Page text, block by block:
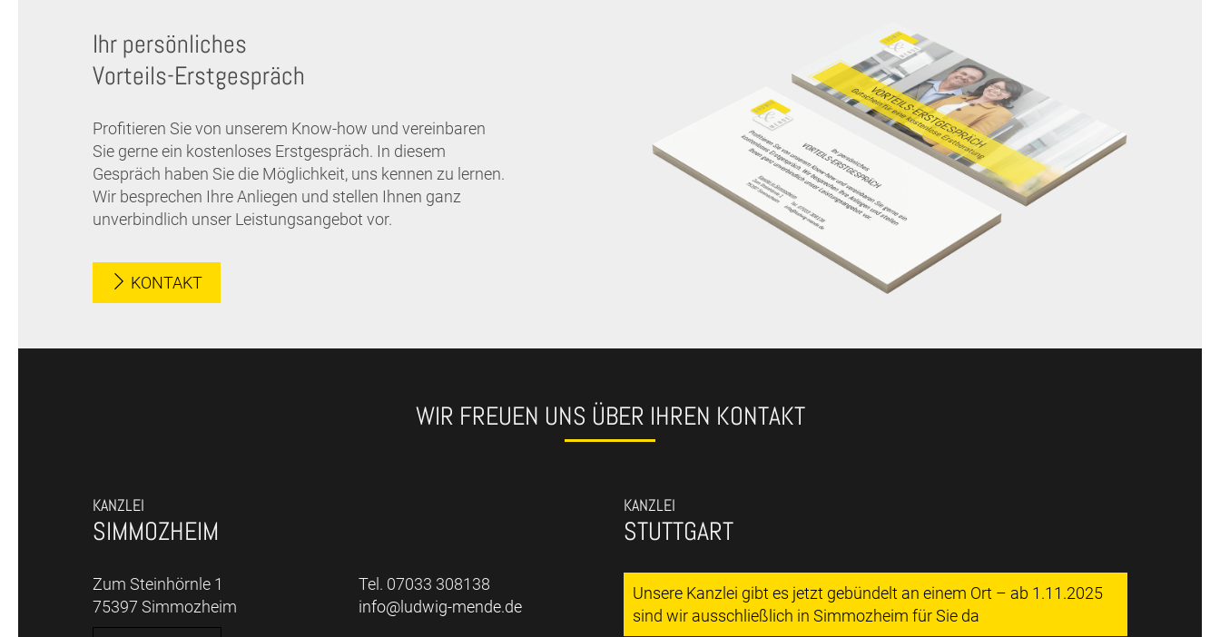
Ihr persönliches
Vorteils-Erstgespräch
Profitieren Sie von unserem Know-how und vereinbaren
Sie gerne ein kostenloses Erstgespräch. In diesem
Gespräch haben Sie die Möglichkeit, uns kennen zu lernen.
Wir besprechen Ihre Anliegen und stellen Ihnen ganz
unverbindlich unser Leistungsangebot vor.
KONTAKT
WIR FREUEN UNS ÜBER IHREN KONTAKT
KANZLEI
SIMMOZHEIM
Zum Steinhörnle 1
75397 Simmozheim
Tel. 07033 308138
info@ludwig-mende.de
KANZLEI
STUTTGART
Unsere Kanzlei gibt es jetzt gebündelt an einem Ort – ab 1.11.2025
sind wir ausschließlich in Simmozheim für Sie da